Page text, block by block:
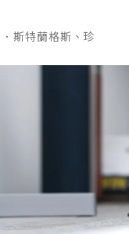
斯特蘭格斯、珍